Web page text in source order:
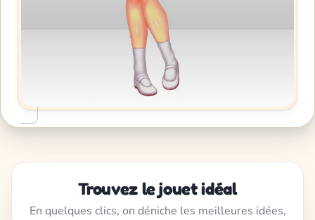
Trouvez le jouet idéal
En quelques clics, on déniche les meilleures idées,